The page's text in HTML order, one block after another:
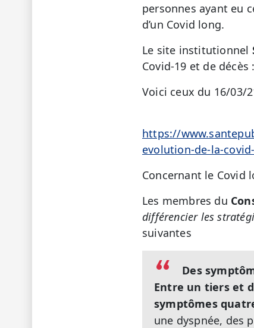
personnes ayant eu
d’un Covid long.
Le site institutionnel
Covid-19 et de décès :
Voici ceux du 16/03/
91 196
https://
evolution-de-la-
Concernant le Covid
Les membres du
différencier les
suivantes
Des
Entre un tiers et
symptômes
une dyspnée, des